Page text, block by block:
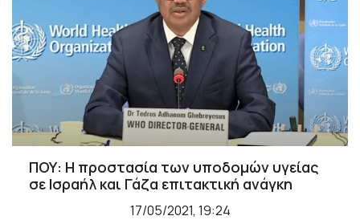
ΠΟΥ: Η προστασία των υποδομών υγείας
σε Ισραήλ και Γάζα επιτακτική ανάγκη
17/05/2021, 19:24